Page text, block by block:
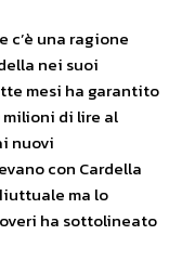
c’è una ragione
nei suoi
mesi ha garantito
milioni di lire al
nuovi
con Cardella
ma lo
ha sottolineato